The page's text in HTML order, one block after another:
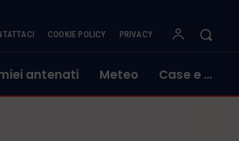
COOKIE POLICY PRIVACY
antenati Meteo Case e …